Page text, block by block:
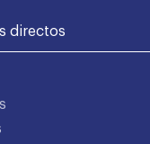
directos